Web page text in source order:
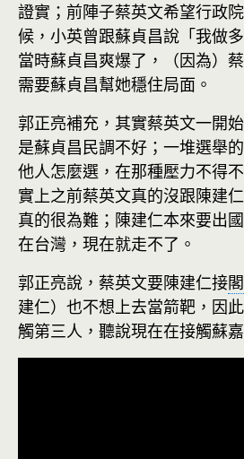
證實；前陣子蔡英文希望行政
候，小英曾跟蘇貞昌說「我做
當時蘇貞昌爽爆了，（因為）
需要蘇貞昌幫她穩住局面。
郭正亮補充，其實蔡英文一開
是蘇貞昌民調不好；一堆選舉
他人怎麼選，在那種壓力不得
實上之前蔡英文真的沒跟陳建
真的很為難；陳建仁本來要出
在台灣，現在就走不了。
郭正亮說，蔡英文要陳建仁接
建仁）也不想上去當箭靶，因
觸第三人，聽說現在在接觸蘇嘉